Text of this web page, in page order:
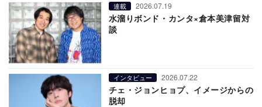
連載 2026.07.19
水溜りボンド・カンタ×倉本美津留対
談
インタビュー 2026.07.22
チェ・ジョンヒョプ、イメージからの
脱却